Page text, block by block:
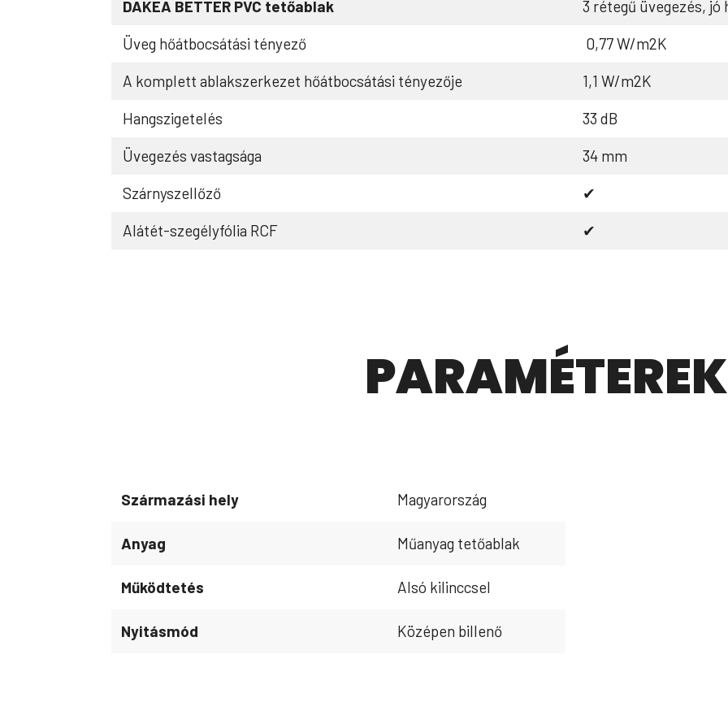
DAKEA BETTER PVC tetőablak
3 rétegű üvegezés, jó
Üveg hőátbocsátási tényező
0,77 W/m2K
A komplett ablakszerkezet hőátbocsátási tényezője
1,1 W/m2K
Hangszigetelés
33 dB
Üvegezés vastagsága
34 mm
Szárnyszellőző
✔
Alátét-szegélyfólia RCF
✔
PARAMÉTEREK
Származási hely Magyarország
Anyag Műanyag tetőablak
Működtetés Alsó kilinccsel
Nyitásmód Középen billenő